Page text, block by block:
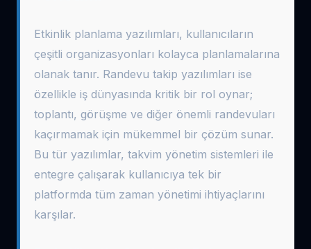
Etkinlik planlama yazılımları, kullanıcıların
çeşitli organizasyonları kolayca planlamalarına
olanak tanır. Randevu takip yazılımları ise
özellikle iş dünyasında kritik bir rol oynar;
toplantı, görüşme ve diğer önemli randevuları
kaçırmamak için mükemmel bir çözüm sunar.
Bu tür yazılımlar, takvim yönetim sistemleri ile
entegre çalışarak kullanıcıya tek bir
platformda tüm zaman yönetimi ihtiyaçlarını
karşılar.